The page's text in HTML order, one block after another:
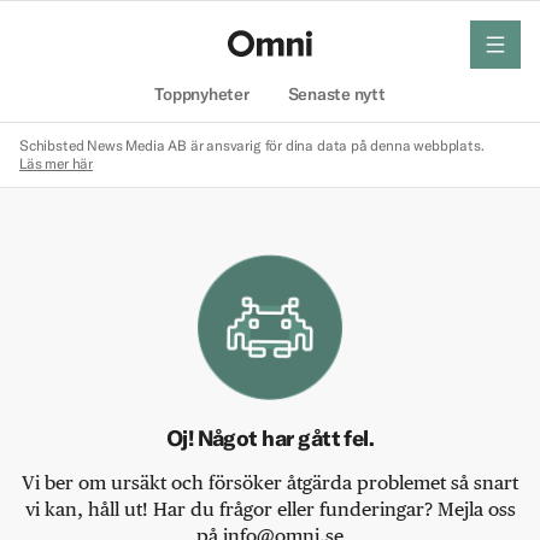
Toppnyheter Senaste nytt
meny
Schibsted News Media AB är ansvarig för dina data på denna webbplats.
Läs mer här
Oj! Något har gått fel.
Vi ber om ursäkt och försöker åtgärda problemet så snart
vi kan, håll ut! Har du frågor eller funderingar? Mejla oss